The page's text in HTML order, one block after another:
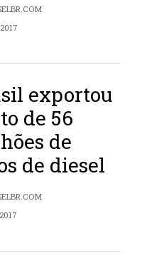
exportou
de 56
de
de diesel